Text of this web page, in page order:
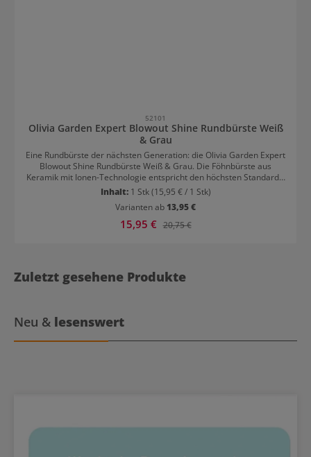
52101
Olivia Garden Expert Blowout Shine Rundbürste Weiß
& Grau
Eine Rundbürste der nächsten Generation: die Olivia Garden Expert
Blowout Shine Rundbürste Weiß & Grau. Die Föhnbürste aus
Keramik mit Ionen-Technologie entspricht den höchsten Standards:
der Keramikkörper sorgt für eine gleichmäßige, stabile und
schnelle Wärmeverteilung über den gesamten Bürstenkörper für
ein effektives und blitzschnelles Styling Ionisierte Nylonborsten mit
antistatischer Wirkungs schließen die Schuppenschicht des Haares
für maximalen Glanz und verbesserte Frisierbarkeit Maximaler
Soft-Grip Handgriff aus weichem, rutschfesten Material integrierte
Inhalt: 1 Stk(15,95 € / 1 Stk)
Varianten ab 13,95 €
Verkaufspreis:
15,95 € Regulärer Preis:
20,75 €
Zuletzt gesehene Produkte
Neu & lesenswert